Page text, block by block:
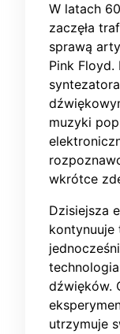
W latach
zaczęła
sprawą
Pink Floyd.
muzyki
wkrótce
Dzisiejsza
kontynuuje
dźwięków.
utrzymuje